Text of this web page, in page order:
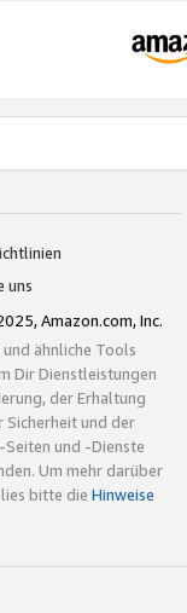
uns
Amazon.com, Inc.
ähnliche Tools
Dir Dienstleistungen
der Erhaltung
Sicherheit und der
und -Dienste
Um mehr darüber
bitte die Hinweise